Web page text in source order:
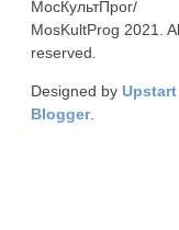
МосКультПрог/
MosKultProg 2021.
reserved.
Designed by Upstart
Blogger.